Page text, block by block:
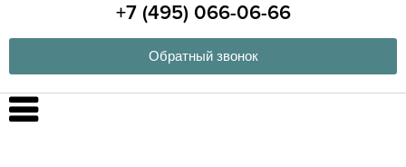
+7 (495) 066-06-66
Обратный звонок